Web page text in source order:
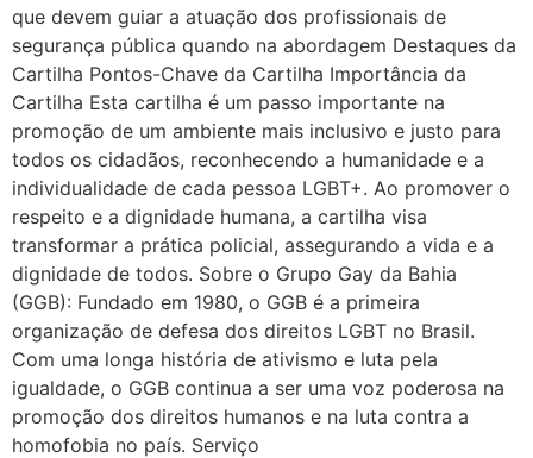
Cultura e Resistência: II Rainha LGBTrans
III Rainha LGBTrans do Carnaval de Salvador
III Rainha LGBTrans do Carnaval
Carnaval de Salvador
Chá de Reparação
Prêmio Longeviver 60+ na folia do Carnaval: inscreva sua história de vida
que devem guiar a atuação dos profissionais de
segurança pública quando na abordagem Destaques da
Cartilha Pontos-Chave da Cartilha Importância da
Cartilha Esta cartilha é um passo importante na
promoção de um ambiente mais inclusivo e justo para
todos os cidadãos, reconhecendo a humanidade e a
individualidade de cada pessoa LGBT+. Ao promover o
respeito e a dignidade humana, a cartilha visa
transformar a prática policial, assegurando a vida e a
dignidade de todos. Sobre o Grupo Gay da Bahia
(GGB): Fundado em 1980, o GGB é a primeira
organização de defesa dos direitos LGBT no Brasil.
Com uma longa história de ativismo e luta pela
igualdade, o GGB continua a ser uma voz poderosa na
promoção dos direitos humanos e na luta contra a
homofobia no país. Serviço